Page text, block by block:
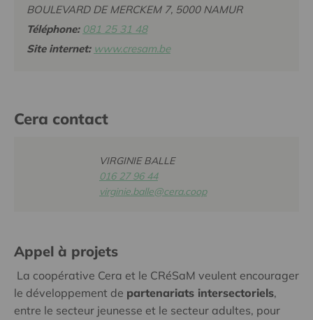
BOULEVARD DE MERCKEM 7, 5000 NAMUR
Téléphone: 081 25 31 48
Site internet: www.cresam.be
Cera contact
VIRGINIE BALLE
016 27 96 44
virginie.balle@cera.coop
Appel à projets
La coopérative Cera et le CRéSaM veulent encourager
le développement de partenariats intersectoriels,
entre le secteur jeunesse et le secteur adultes, pour